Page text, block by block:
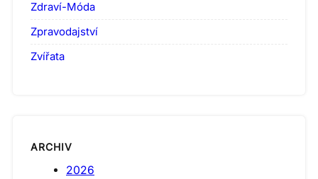
Zdraví-Móda
Zpravodajství
Zvířata
ARCHIV
2026